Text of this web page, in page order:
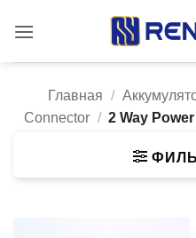
Главная /
Connector / 2 Way